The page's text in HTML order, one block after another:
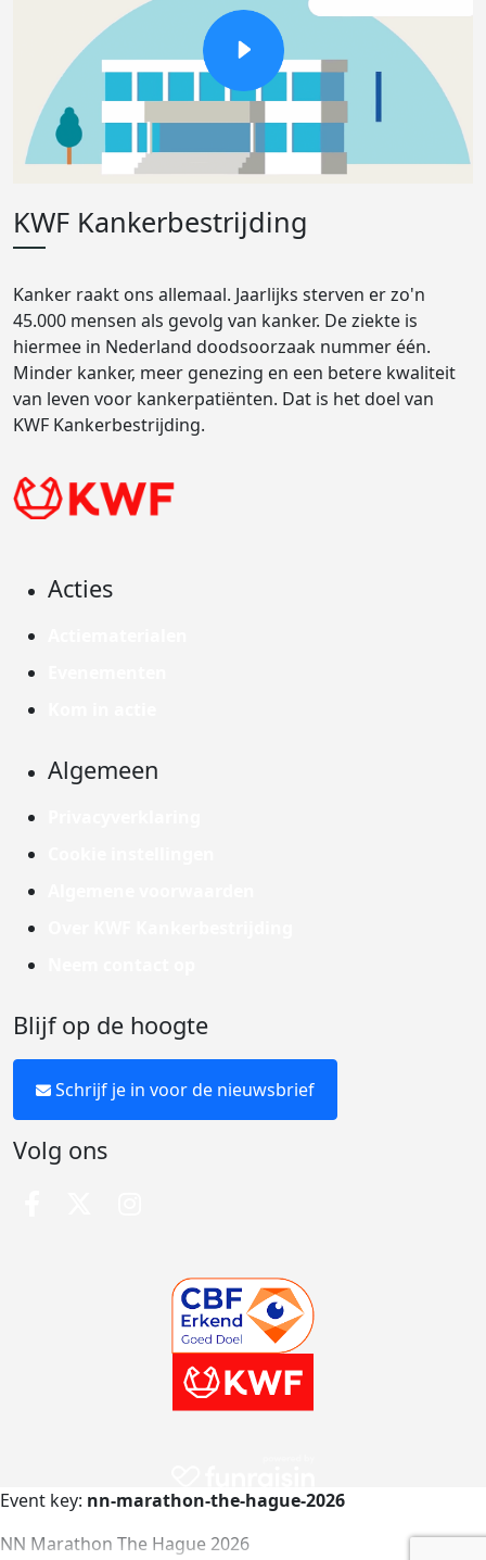
KWF Kankerbestrijding
Kanker raakt ons allemaal. Jaarlijks sterven er zo'n
45.000 mensen als gevolg van kanker. De ziekte is
hiermee in Nederland doodsoorzaak nummer één.
Minder kanker, meer genezing en een betere kwaliteit
van leven voor kankerpatiënten. Dat is het doel van
KWF Kankerbestrijding.
Acties
Algemeen
Blijf op de hoogte
Schrijf je in voor de nieuwsbrief
Volg ons
Event key: nn-marathon-the-hague-2026
NN Marathon The Hague 2026